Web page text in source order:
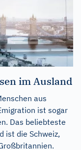
im Ausland
aus
ist sogar
Das beliebteste
ist die Schweiz,